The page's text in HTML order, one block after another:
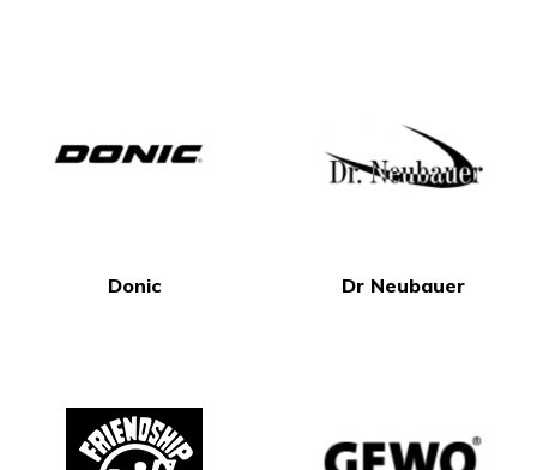
Donic Dr Neubauer